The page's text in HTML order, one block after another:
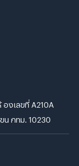
องเลขที่ A210A
น กทม. 10230